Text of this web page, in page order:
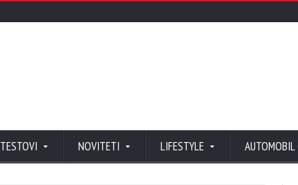
TESTOVI NOVITETI LIFESTYLE AUTOMOBIL